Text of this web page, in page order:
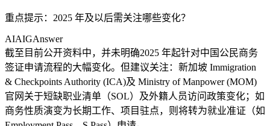
重点提示：2025 年及以后需关注哪些变化？
AIAIGAnswer
截至目前公开资料中，并未明确2025 年起针对中国公民商务
签证申请流程的大幅变化。但建议关注：新加坡 Immigration
& Checkpoints Authority (ICA)及 Ministry of Manpower (MOM)
官网关于短缺职业清单（SOL）及外籍人员访问政策变化；如
商务性质演变为长期工作、项目驻点，则将转为就业准证（如